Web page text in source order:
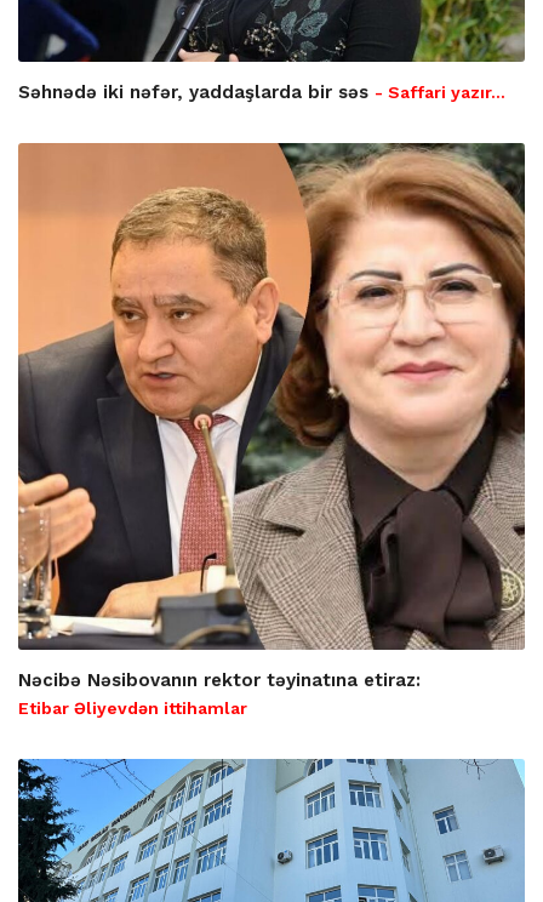
Səhnədə iki nəfər, yaddaşlarda bir səs - Saffari yazır…
Nəcibə Nəsibovanın rektor təyinatına etiraz:
Etibar Əliyevdən ittihamlar